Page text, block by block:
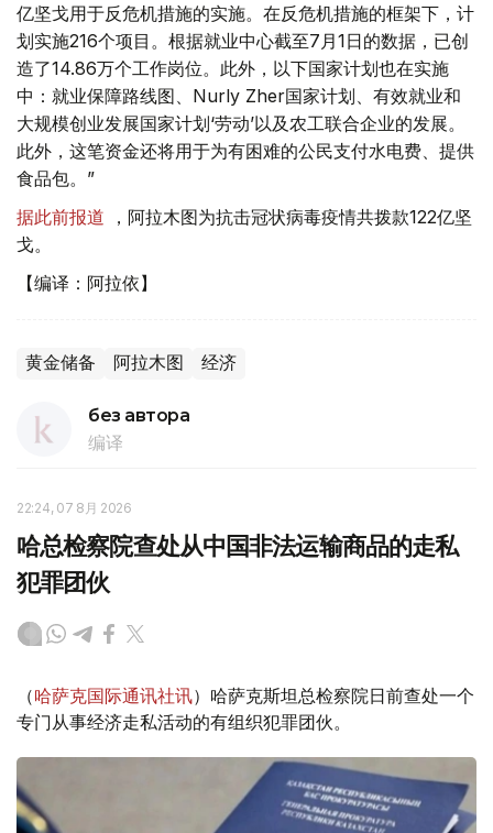
亿坚戈用于反危机措施的实施。在反危机措施的框架下，计
划实施216个项目。根据就业中心截至7月1日的数据，已创
造了14.86万个工作岗位。此外，以下国家计划也在实施
中：就业保障路线图、Nurly Zher国家计划、有效就业和
大规模创业发展国家计划‘劳动’以及农工联合企业的发展。
此外，这笔资金还将用于为有困难的公民支付水电费、提供
食品包。”
据此前报道 ，阿拉木图为抗击冠状病毒疫情共拨款122亿坚
戈。
【编译：阿拉依】
黄金储备 阿拉木图 经济
без автора
编译
22:24, 07 8月 2026
哈总检察院查处从中国非法运输商品的走私
犯罪团伙
（哈萨克国际通讯社讯）哈萨克斯坦总检察院日前查处一个
专门从事经济走私活动的有组织犯罪团伙。